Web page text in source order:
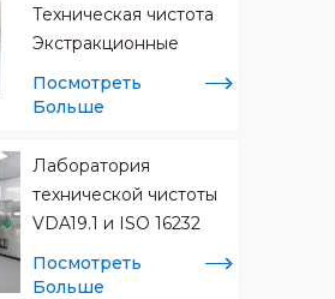
Техническая чистота
Экстракционные
машины CCL
Посмотреть
Больше
Лаборатория
технической чистоты
VDA19.1 и ISO 16232
Посмотреть
Больше